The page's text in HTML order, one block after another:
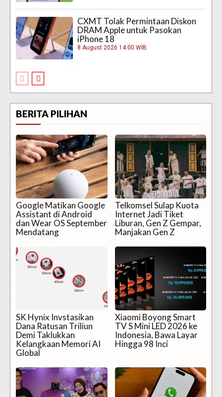
CXMT Tolak Permintaan Diskon
DRAM Apple untuk Pasokan
iPhone 18
8 August 2026 14:00 WIB
BERITA PILIHAN
Google Matikan Google
Assistant di Android
dan Wear OS September
Mendatang
Telkomsel Sulap Kuota
Internet Jadi Tiket
Liburan, Gen Z Gempar,
Manjakan Gen Z
SK Hynix Invstasikan
Dana Ratusan Triliun
Demi Taklukkan
Kelangkaan Memori AI
Global
Xiaomi Boyong Smart
TV S Mini LED 2026 ke
Indonesia, Bawa Layar
Hingga 98 Inci